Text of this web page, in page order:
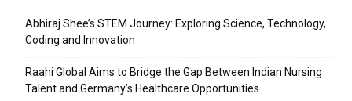
Abhiraj Shee’s STEM Journey: Exploring Science, Technology,
Coding and Innovation
Raahi Global Aims to Bridge the Gap Between Indian Nursing
Talent and Germany’s Healthcare Opportunities